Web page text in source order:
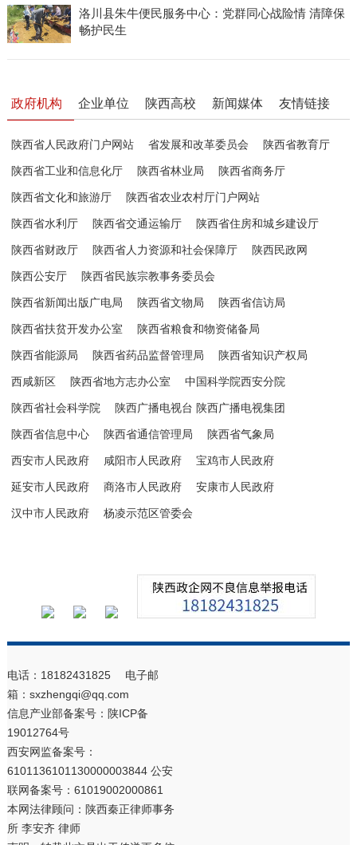
洛川县朱牛便民服务中心：党群同心战险情 清障保
畅护民生
政府机构 企业单位 陕西高校 新闻媒体 友情链接
陕西省人民政府门户网站 省发展和改革委员会 陕西省教育厅
陕西省工业和信息化厅 陕西省林业局 陕西省商务厅
陕西省文化和旅游厅 陕西省农业农村厅门户网站
陕西省水利厅 陕西省交通运输厅 陕西省住房和城乡建设厅
陕西省财政厅 陕西省人力资源和社会保障厅 陕西民政网
陕西公安厅 陕西省民族宗教事务委员会
陕西省新闻出版广电局 陕西省文物局 陕西省信访局
陕西省扶贫开发办公室 陕西省粮食和物资储备局
陕西省能源局 陕西省药品监督管理局 陕西省知识产权局
西咸新区 陕西省地方志办公室 中国科学院西安分院
陕西省社会科学院 陕西广播电视台 陕西广播电视集团
陕西省信息中心 陕西省通信管理局 陕西省气象局
西安市人民政府 咸阳市人民政府 宝鸡市人民政府
延安市人民政府 商洛市人民政府 安康市人民政府
汉中市人民政府 杨凌示范区管委会
电话：18182431825 电子邮
箱：sxzhengqi@qq.com
信息产业部备案号： 陕ICP备
19012764号
西安网监备案号：
6101136101130000003844 公安
联网备案号：61019002000861
本网法律顾问：陕西秦正律师事务
所 李安齐 律师